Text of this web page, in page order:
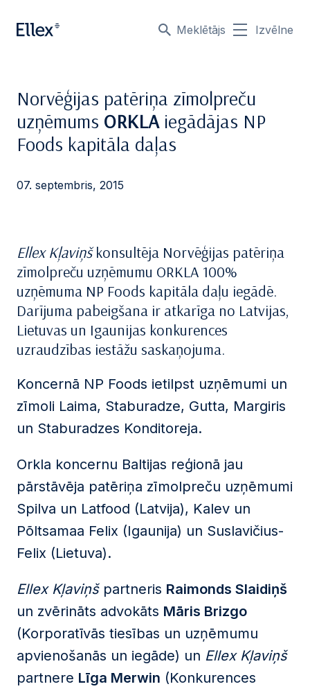
Meklētājs Izvēlne
Norvēģijas patēriņa zīmolpreču
uzņēmums ORKLA iegādājas NP
Foods kapitāla daļas
07. septembris, 2015
Ellex Kļaviņškonsultēja Norvēģijas patēriņa
zīmolpreču uzņēmumu ORKLA 100%
uzņēmuma NP Foods kapitāla daļu iegādē.
Darījuma pabeigšana ir atkarīga no Latvijas,
Lietuvas un Igaunijas konkurences
uzraudzības iestāžu saskaņojuma.
Koncernā NP Foods ietilpst uzņēmumi un
zīmoli Laima, Staburadze, Gutta, Margiris
un Staburadzes Konditoreja.
Orkla koncernu Baltijas reģionā jau
pārstāvēja patēriņa zīmolpreču uzņēmumi
Spilva un Latfood (Latvija), Kalev un
Põltsamaa Felix (Igaunija) un Suslavičius-
Felix (Lietuva).
Ellex Kļaviņšpartneris Raimonds Slaidiņš
un zvērināts advokāts Māris Brizgo
(Korporatīvās tiesības un uzņēmumu
apvienošanās un iegāde) un Ellex Kļaviņš
partnere Līga Merwin (Konkurences